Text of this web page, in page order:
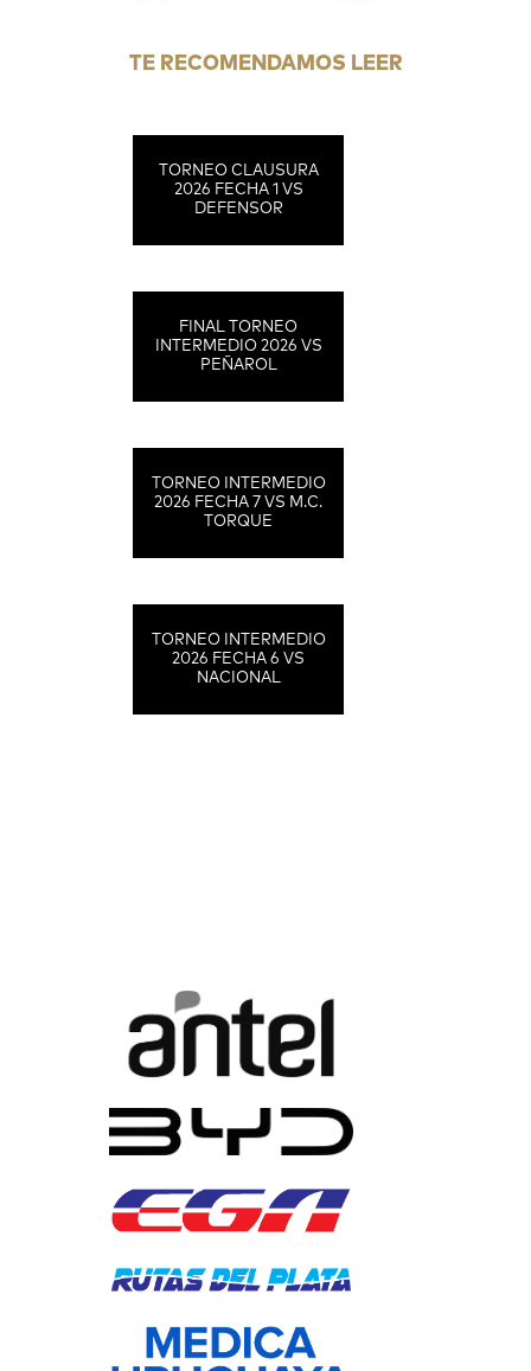
TE RECOMENDAMOS LEER
TORNEO CLAUSURA
2026 FECHA 1 VS
DEFENSOR
FINAL TORNEO
INTERMEDIO 2026 VS
PEÑAROL
TORNEO INTERMEDIO
2026 FECHA 7 VS M.C.
TORQUE
TORNEO INTERMEDIO
2026 FECHA 6 VS
NACIONAL